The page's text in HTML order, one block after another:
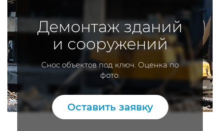
Демонтаж зданий
и сооружений
Снос объектов под ключ. Оценка по
фото.
Оставить заявку